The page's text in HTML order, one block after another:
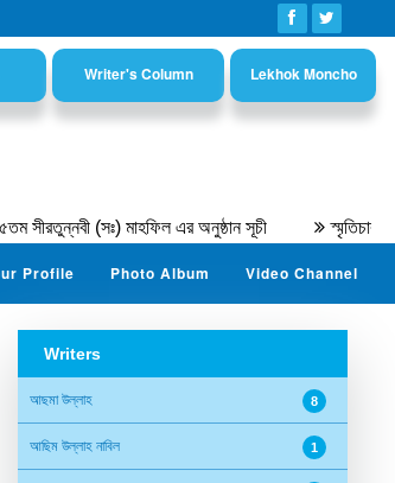
Writer's Column Lekhok Moncho
(সঃ) মাহফিল এর অনুষ্ঠান সূচী স্মৃতিচারণ :
Profile Photo Album Video Channel
Writers
আছমা উল্লাহ 8
আছিম উল্লাহ নাবিল 1